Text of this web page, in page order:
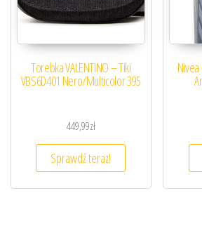
Torebka VALENTINO – Tiki
VBS6D401 Nero/Multicolor 395
449,99zł
Sprawdź teraz!